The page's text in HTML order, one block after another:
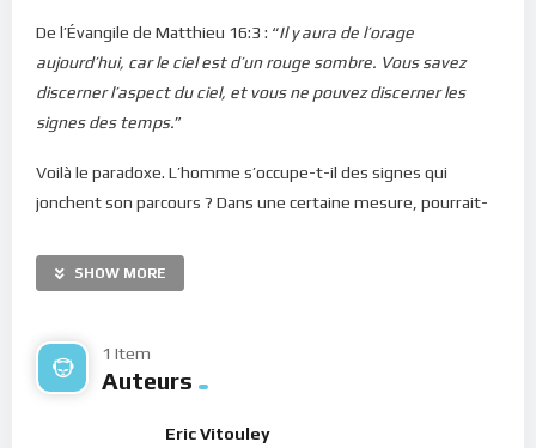
De l’Évangile de Matthieu 16:3 : “Il y aura de l’orage
aujourd’hui, car le ciel est d’un rouge sombre. Vous savez
discerner l’aspect du ciel, et vous ne pouvez discerner les
signes des temps.”
Voilà le paradoxe. L’homme s’occupe-t-il des signes qui
jonchent son parcours ? Dans une certaine mesure, pourrait-
d’indésirable lui arrive… Ainsi, quand on s’apprête à sortir et
que le ciel s’assombrit, on y prête attention puisque cela
prévoir un parapluie ! Quand on redoute un éboulement ou un
tremblement de terre et que le sol se met à bouger, on est
voiture dandine ou fait des sons étranges, on y prête
SHOW MORE
1 Item
Auteurs
Eric Vitouley